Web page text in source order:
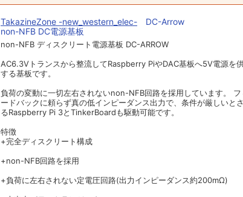
TakazineZone -new_western_elec- DC-Arrow
non-NFB DC電源基板
non-NFB ディスクリート電源基板 DC-ARROW
AC6.3Vトランスから整流してRaspberry PiやDAC基板へ5V電源を
する基板です。
負荷の変動に一切左右されないnon-NFB回路を採用しています。 フ
ードバックに頼らず真の低インピーダンス出力で、条件が厳しいと
るRaspberry Pi 3とTinkerBoardも駆動可能です。
特徴
+完全ディスクリート構成
+non-NFB回路を採用
+負荷に左右されない定電圧回路(出力インピーダンス約200mΩ)